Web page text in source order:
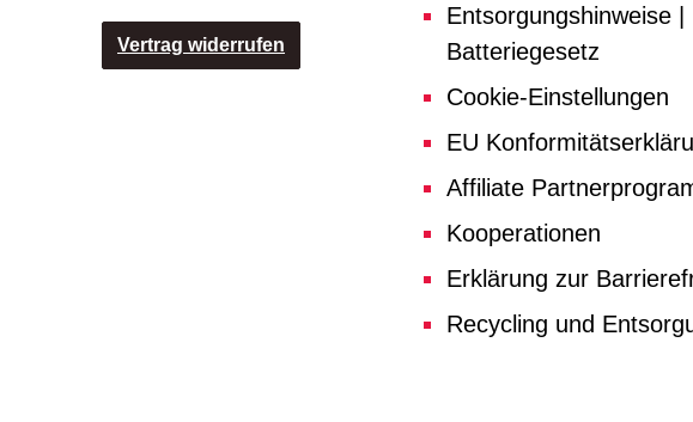
Vertrag widerrufen
Entsorgungshinweise |
Batteriegesetz
Cookie-Einstellungen
EU
Affiliate
Kooperationen
Erklärung zur
Recycling und